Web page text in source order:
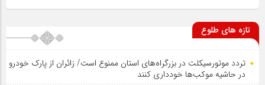
تازه های طلوع
تردد موتورسیکلت در بزرگراه‌های استان ممنوع است/ زائران از پارک خودرو
در حاشیه موکب‌ها خودداری کنند